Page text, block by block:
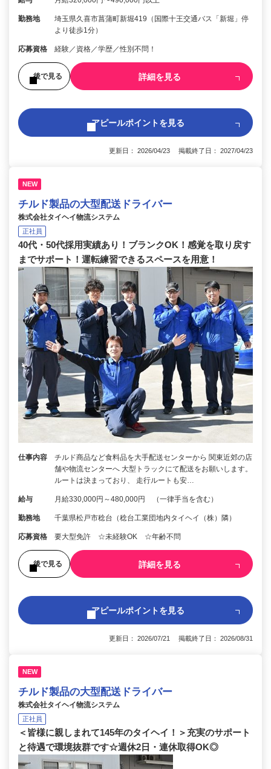
勤務地
埼玉県久喜市菖蒲町新堀419（国際十王交通バス「新堀」停
より徒歩1分）
応募資格 経験／資格／学歴／性別不問！
後で見る 詳細を見る
アピールポイントを見る
更新日： 2026/04/23 掲載終了日： 2027/04/23
NEW
チルド製品の大型配送ドライバー
株式会社タイヘイ物流システム
正社員
40代・50代採用実績あり！ブランクOK！感覚を取り戻す
までサポート！運転練習できるスペースを用意！
仕事内容
チルド商品など食料品を大手配送センターから 関東近郊の店
舗や物流センターへ 大型トラックにて配送をお願いします。
ルートは決まっており、 走行ルートも安…
給与 月給330,000円～480,000円 （一律手当を含む）
勤務地 千葉県松戸市稔台（稔台工業団地内タイヘイ（株）隣）
応募資格 要大型免許 ☆未経験OK ☆年齢不問
後で見る 詳細を見る
アピールポイントを見る
更新日： 2026/07/21 掲載終了日： 2026/08/31
NEW
チルド製品の大型配送ドライバー
株式会社タイヘイ物流システム
正社員
＜皆様に親しまれて145年のタイヘイ！＞充実のサポート
と待遇で環境抜群です☆週休2日・連休取得OK◎